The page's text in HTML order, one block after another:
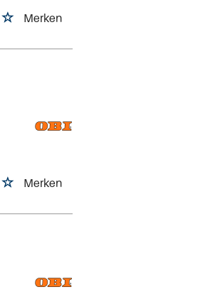
Merken
Merken